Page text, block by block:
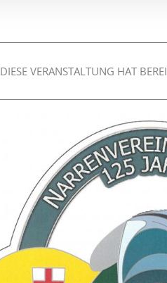
DIESE VERANSTALTUNG HAT